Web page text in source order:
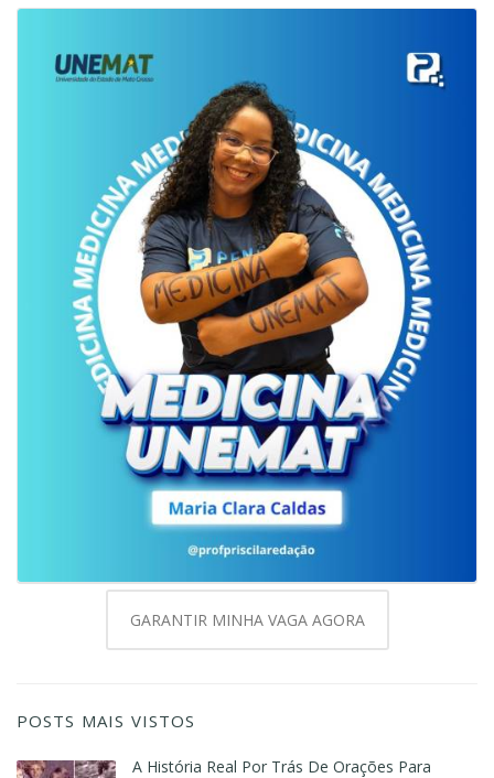
GARANTIR MINHA VAGA AGORA
POSTS MAIS VISTOS
A História Real Por Trás De Orações Para